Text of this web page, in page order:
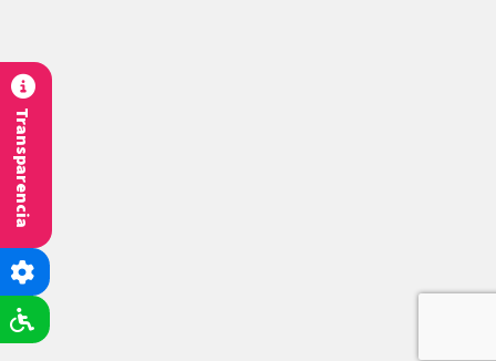
Transparencia